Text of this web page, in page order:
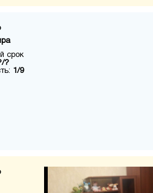
срок
?
1/9